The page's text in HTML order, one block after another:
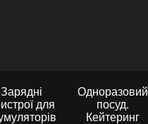
Зарядні
для
Одноразовий
посуд.
Кейтеринг